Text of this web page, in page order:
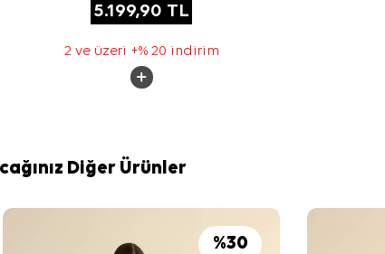
5.199,90 TL
2 ve üzeri +% 20 indirim
Diğer Ürünler
%30